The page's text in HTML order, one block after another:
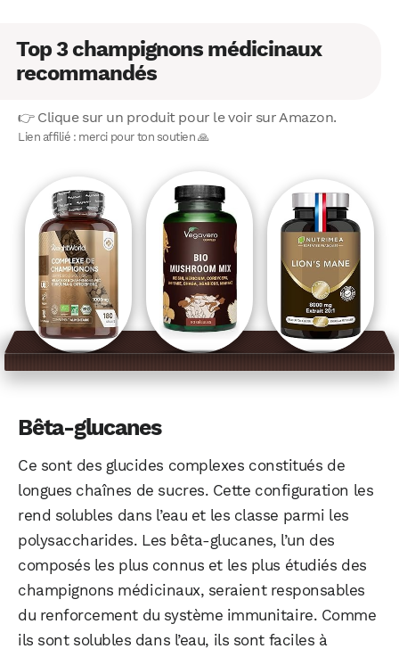
Top 3 champignons médicinaux
recommandés
👉 Clique sur un produit pour le voir sur Amazon.
Lien affilié : merci pour ton soutien 🙏
Bêta-glucanes
Ce sont des glucides complexes constitués de
longues chaînes de sucres. Cette configuration les
rend solubles dans l’eau et les classe parmi les
polysaccharides. Les bêta-glucanes, l’un des
composés les plus connus et les plus étudiés des
champignons médicinaux, seraient responsables
du renforcement du système immunitaire. Comme
ils sont solubles dans l’eau, ils sont faciles à